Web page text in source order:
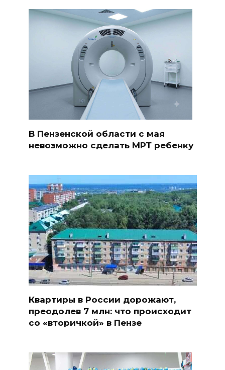
В Пензенской области с мая
невозможно сделать МРТ ребенку
Квартиры в России дорожают,
преодолев 7 млн: что происходит
со «вторичкой» в Пензе